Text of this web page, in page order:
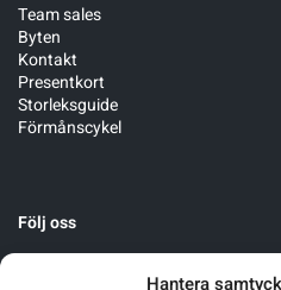
Hantera
Team sales
Byten
Kontakt
Presentkort
Storleksguide
Förmånscykel
Följ oss